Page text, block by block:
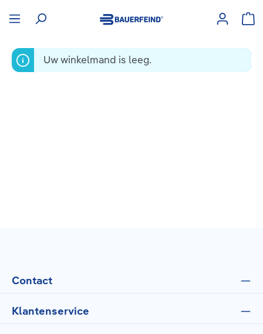
Uw winkelmand is leeg.
Contact
Klantenservice